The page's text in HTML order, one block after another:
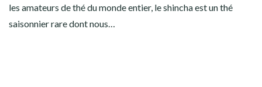
les amateurs de thé du monde entier, le shincha est un thé
saisonnier rare dont nous…